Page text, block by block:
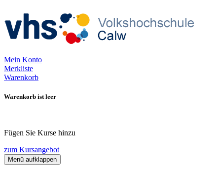
Mein Konto
Merkliste
Warenkorb
Warenkorb ist leer
Fügen Sie Kurse hinzu
zum Kursangebot
Menü aufklappen